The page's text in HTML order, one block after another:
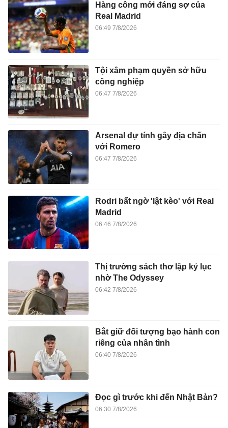
Hàng công mới đáng sợ của
Real Madrid
06:49 7/8/2026
Tội xâm phạm quyền sở hữu
công nghiệp
06:47 7/8/2026
Arsenal dự tính gây địa chấn
với Romero
06:47 7/8/2026
Rodri bất ngờ 'lật kèo' với Real
Madrid
06:46 7/8/2026
Thị trường sách thơ lập kỷ lục
nhờ The Odyssey
06:42 7/8/2026
Bắt giữ đối tượng bạo hành con
riêng của nhân tình
06:40 7/8/2026
Đọc gì trước khi đến Nhật Bản?
06:30 7/8/2026